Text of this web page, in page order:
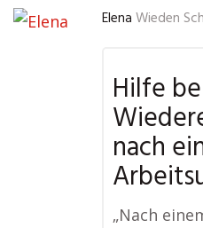
Elena Wieden
Hilfe
nach
„Nach